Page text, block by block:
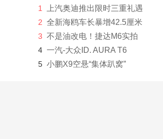
刺猬汽车(1)
Cupra(8)
D
大乘汽车(277)
1
上汽奥迪推出限时三重礼遇
2 全新海鸥车长暴增42.5厘米
3 不是油改电！捷达M6实拍
4 一汽-大众ID. AURA T6
5 小鹏X9空悬“集体趴窝”